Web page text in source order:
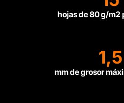
hojas de 80 g/m2
1,5
mm de grosor